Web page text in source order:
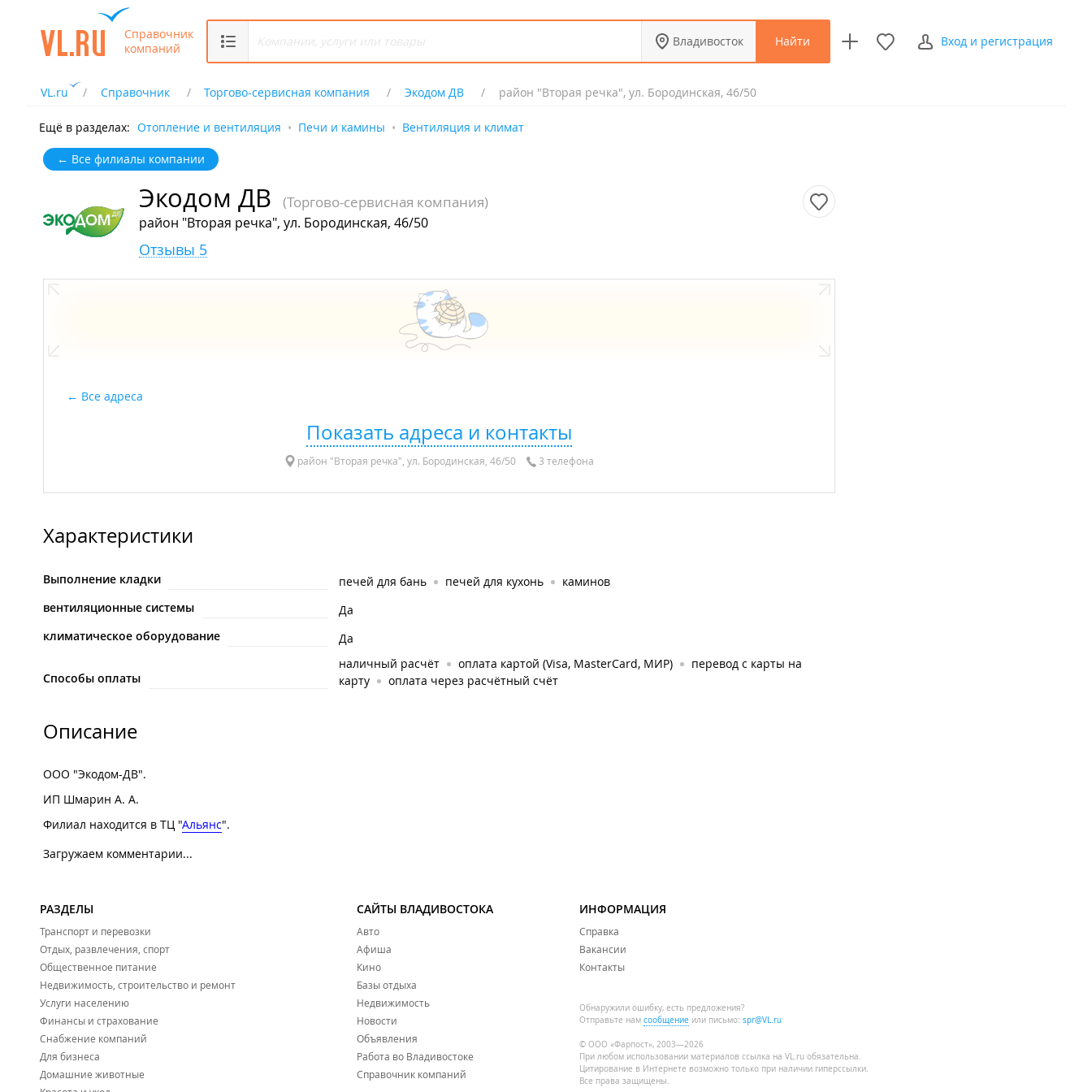
Справочник
компаний
Владивосток Найти Вход и регистрация
VL.ru Справочник Торгово-сервисная компания Экодом ДВ район "Вторая речка", ул. Бородинская, 46/50
Ещё в разделах: Отопление и вентиляция Печи и камины Вентиляция и климат
← Все филиалы компании
Экодом ДВ (Торгово-сервисная компания)
район "Вторая речка", ул. Бородинская, 46/50
Отзывы 5
Все адреса
Показать адреса и контакты
район "Вторая речка", ул. Бородинская, 46/50 3 телефона
Характеристики
Выполнение кладки печей для бань печей для кухонь
каминов
вентиляционные системы
Да
климатическое оборудование
Да
Способы оплаты
наличный расчёт оплата картой (Visa, MasterCard, МИР)
перевод с карты на
карту
оплата через расчётный счёт
Описание
ООО "Экодом-ДВ".
ИП Шмарин А. А.
Филиал находится в ТЦ "Альянс".
Загружаем комментарии...
РАЗДЕЛЫ
Транспорт и перевозки
Отдых, развлечения, спорт
Общественное питание
Недвижимость, строительство и ремонт
Услуги населению
Финансы и страхование
Снабжение компаний
Для бизнеса
Домашние животные
САЙТЫ ВЛАДИВОСТОКА
Авто
Афиша
Кино
Базы отдыха
Недвижимость
Новости
Объявления
Работа во Владивостоке
Справочник компаний
ИНФОРМАЦИЯ
Справка
Вакансии
Контакты
Обнаружили ошибку, есть предложения?
Отправьте нам сообщение или письмо: spr@VL.ru
© ООО «Фарпост», 2003—2026
При любом использовании материалов ссылка на VL.ru обязательна.
Цитирование в Интернете возможно только при наличии гиперссылки.
Все права защищены.